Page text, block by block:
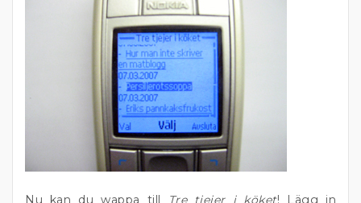
Nu kan du wappa till Tre tjejer i köket! Lägg in